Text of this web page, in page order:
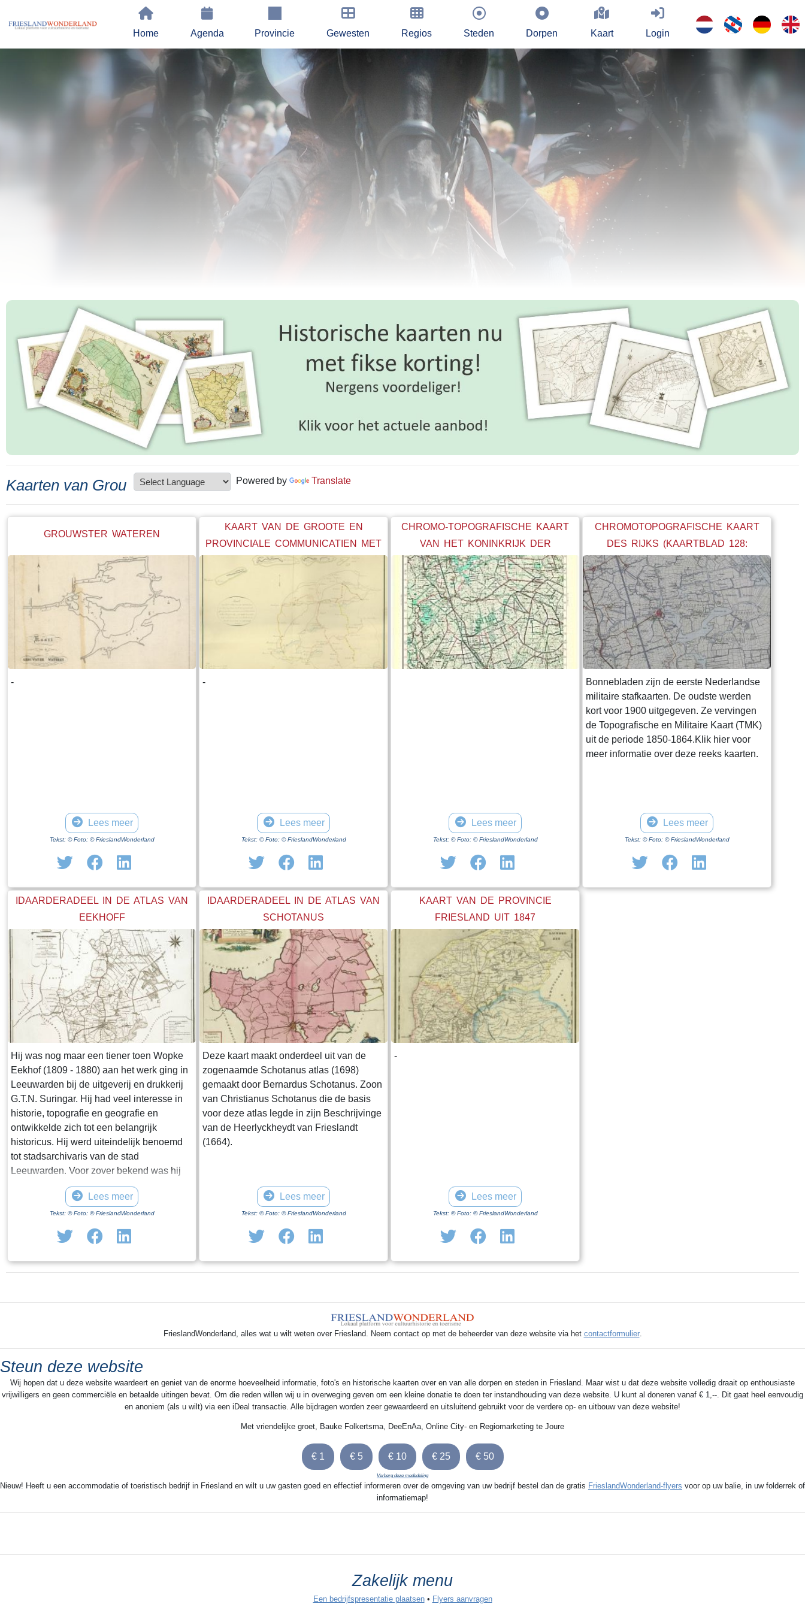
Home Agenda Provincie Gewesten Regios Steden Dorpen Kaart Login
Kaarten van Grou Powered by Translate
GROUWSTER WATEREN
-
Lees meer
Tekst: © Foto: © FrieslandWonderland
KAART VAN DE GROOTE EN
PROVINCIALE COMMUNICATIEN MET
DEDAAR OP ZICH BEVINDENDE
BRUGGEN TOLLEN ETC.
-
Lees meer
Tekst: © Foto: © FrieslandWonderland
CHROMO-TOPOGRAFISCHE KAART
VAN HET KONINKRIJK DER
NEDERLANDEN, SCHAAL 1:50.000
(KAARTBLAD 11 WEST:
HEERENVEEN)
Lees meer
Tekst: © Foto: © FrieslandWonderland
CHROMOTOPOGRAFISCHE KAART
DES RIJKS (KAARTBLAD 128:
GROUW)
Bonnebladen zijn de eerste Nederlandse
militaire stafkaarten. De oudste werden
kort voor 1900 uitgegeven. Ze vervingen
de Topografische en Militaire Kaart (TMK)
uit de periode 1850-1864.Klik hier voor
meer informatie over deze reeks kaarten.
Lees meer
Tekst: © Foto: © FrieslandWonderland
IDAARDERADEEL IN DE ATLAS VAN
EEKHOFF
Hij was nog maar een tiener toen Wopke
Eekhof (1809 - 1880) aan het werk ging in
Leeuwarden bij de uitgeverij en drukkerij
G.T.N. Suringar. Hij had veel interesse in
historie, topografie en geografie en
ontwikkelde zich tot een belangrijk
historicus. Hij werd uiteindelijk benoemd
tot stadsarchivaris van de stad
Leeuwarden. Voor zover bekend was hij
de eerste echte stadsarchivaris van
Nederland. Uiteindelijk heeft hij in
Leeuwarden een eigen boekhandel en
drukkerij gestart waarbinnen hij, in
opdracht van Gedeputeerde Staten van
Nieuwe Atlas van Friesland heeft
Eekhof-atlas.
Lees meer
Tekst: © Foto: © FrieslandWonderland
IDAARDERADEEL IN DE ATLAS VAN
SCHOTANUS
Deze kaart maakt onderdeel uit van de
zogenaamde Schotanus atlas (1698)
gemaakt door Bernardus Schotanus. Zoon
van Christianus Schotanus die de basis
voor deze atlas legde in zijn Beschrijvinge
van de Heerlyckheydt van Frieslandt
(1664).
Lees meer
Tekst: © Foto: © FrieslandWonderland
KAART VAN DE PROVINCIE
FRIESLAND UIT 1847
-
Lees meer
Tekst: © Foto: © FrieslandWonderland
FrieslandWonderland, alles wat u wilt weten over Friesland. Neem contact op met de beheerder van deze website via het contactformulier.
Steun deze website
Wij hopen dat u deze website waardeert en geniet van de enorme hoeveelheid informatie, foto's en historische kaarten over en van alle dorpen en steden in Friesland. Maar wist u dat deze website volledig draait op enthousiaste
vrijwilligers en geen commerciële en betaalde uitingen bevat. Om die reden willen wij u in overweging geven om een kleine donatie te doen ter instandhouding van deze website. U kunt al doneren vanaf € 1,--. Dit gaat heel eenvoudig
en anoniem (als u wilt) via een iDeal transactie. Alle bijdragen worden zeer gewaardeerd en uitsluitend gebruikt voor de verdere op- en uitbouw van deze website!
Met vriendelijke groet, Bauke Folkertsma, DeeEnAa, Online City- en Regiomarketing te Joure
Verberg deze mededeling
Nieuw! Heeft u een accommodatie of toeristisch bedrijf in Friesland en wilt u uw gasten goed en effectief informeren over de omgeving van uw bedrijf bestel dan de gratis FrieslandWonderland-flyers voor op uw balie, in uw folderrek of
informatiemap!
Zakelijk menu
Een bedrijfspresentatie plaatsen• Flyers aanvragen